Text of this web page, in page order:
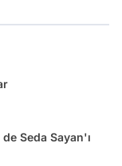
Seda Sayan'ı